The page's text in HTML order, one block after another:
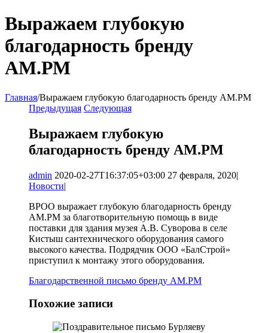
Выражаем глубокую
благодарность бренду
АМ.РМ
Главная/Выражаем глубокую благодарность бренду АМ.РМ
Предыдущая Следующая
Выражаем глубокую
благодарность бренду АМ.РМ
admin 2020-02-27T16:37:05+03:00 27 февраля, 2020|
Новости|
ВРОО выражает глубокую благодарность бренду
АМ.РМ за благотворительную помощь в виде
поставки для здания музея А.В. Суворова в селе
Кистыш сантехнического оборудования самого
высокого качества. Подрядчик ООО «БалСтрой»
приступил к монтажу этого оборудования.
Благодарственной письмо бренду АМ.РМ
Похожие записи